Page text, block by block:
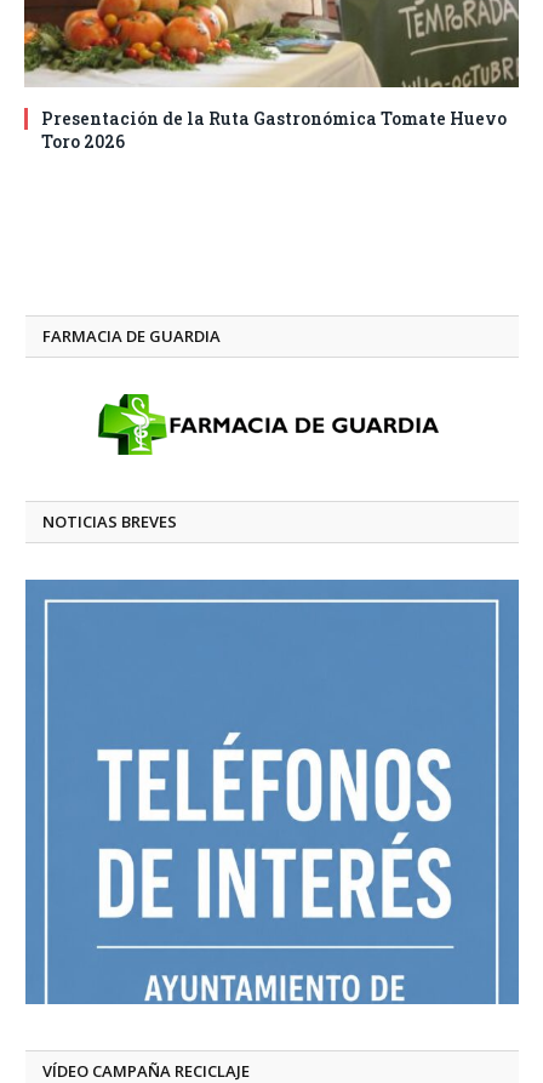
Presentación de la Ruta Gastronómica Tomate Huevo
Toro 2026
FARMACIA DE GUARDIA
NOTICIAS BREVES
VÍDEO CAMPAÑA RECICLAJE